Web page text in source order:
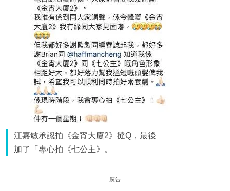
江嘉敏承認拍《金宵大廈2》撻Q，最後
加了「專心拍《七公主》。
廣告